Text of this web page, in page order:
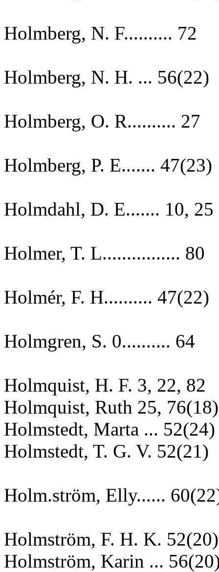
Holmberg, N. F.......... 72
Holmberg, N. H. ... 56(22)
Holmberg, O. R.......... 27
Holmberg, P. E....... 47(23)
Holmdahl, D. E....... 10, 25
Holmer, T. L................ 80
Holmér, F. H.......... 47(22)
Holmgren, S. 0.......... 64
Holmquist, H. F. 3, 22, 82
Holmquist, Ruth 25, 76(18)
Holmstedt, Marta ... 52(24)
Holmstedt, T. G. V. 52(21)
Holm.ström, Elly......
Holmström, F. H. K. 52(20)
Holmström, Karin ...